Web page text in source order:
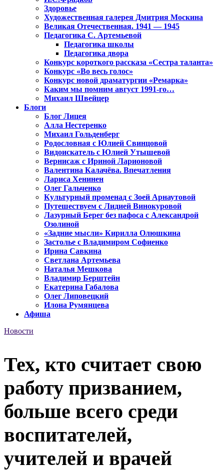
Здоровье
Художественная галерея Дмитрия Москина
Великая Отечественная. 1941 — 1945
Педагогика С. Артемьевой
Педагогика школы
Педагогика двора
Конкурс короткого рассказа «Сестра таланта»
Конкурс «Во весь голос»
Конкурс новой драматургии «Ремарка»
Каким мы помним август 1991-го…
Михаил Швейцер
Блоги
Блог Лицея
Алла Нестеренко
Михаил Гольденберг
Родословная с Юлией Свинцовой
Видоискатель с Юлией Утышевой
Вернисаж с Ириной Ларионовой
Валентина Калачёва. Впечатления
Лариса Хенинен
Олег Гальченко
Культурный променад с Зоей Арнаутовой
Путешествуем с Лидией Винокуровой
Лазурный Берег без пафоса с Александрой
Озолиной
«Задние мысли» Кирилла Олюшкина
Застолье с Владимиром Софиенко
Ирина Савкина
Светлана Артемьева
Наталья Мешкова
Владимир Берштейн
Екатерина Габалова
Олег Липовецкий
Илона Румянцева
Афиша
Новости
Тех, кто считает свою
работу призванием,
больше всего среди
воспитателей,
учителей и врачей